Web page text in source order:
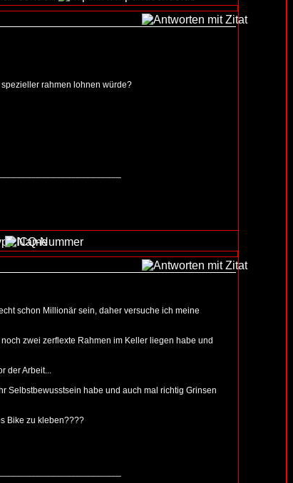
rahmen lohnen würde?
schon Millionär sein, daher versuche ich meine
zwei zerflexte Rahmen im Keller liegen habe und
der Arbeit...
Selbstbewusstsein habe und auch mal richtig Grinsen
Bike zu kleben????